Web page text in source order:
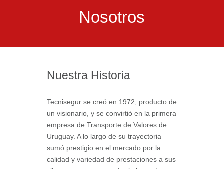
Nosotros
Nuestra Historia
Tecnisegur se creó en 1972, producto de
un visionario, y se convirtió en la primera
empresa de Transporte de Valores de
Uruguay. A lo largo de su trayectoria
sumó prestigio en el mercado por la
calidad y variedad de prestaciones a sus